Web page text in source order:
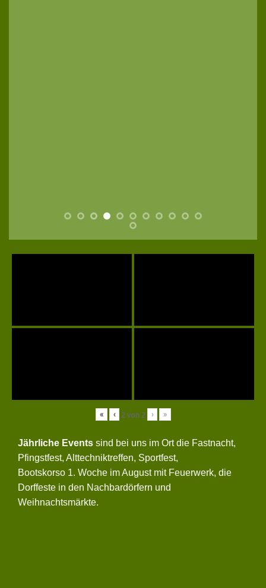
« ‹ 2von 2 › »
Jährliche Events sind bei uns im Ort die Fastnacht,
Pfingstfest, Alttechniktreffen, Sportfest,
Bootskorso 1. Woche im August mit Feuerwerk, die
Dorffeste in den Nachbardörfern und
Weihnachtsmärkte.